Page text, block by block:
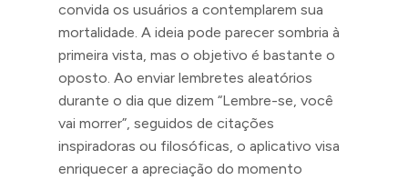
convida os usuários a contemplarem sua
mortalidade. A ideia pode parecer sombria à
primeira vista, mas o objetivo é bastante o
oposto. Ao enviar lembretes aleatórios
durante o dia que dizem “Lembre-se, você
vai morrer”, seguidos de citações
inspiradoras ou filosóficas, o aplicativo visa
enriquecer a apreciação do momento